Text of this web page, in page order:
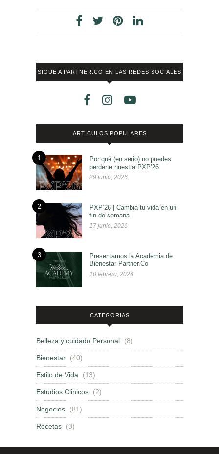
SIGUE A PARTNER.CO EN LAS REDES SOCIALES
ARTICULOS POPULARES
1
Por qué (en serio) no puedes
perderte nuestra PXP’26
29 junio, 2026
2
PXP’26 | Cambia tu vida en un
fin de semana
17 junio, 2026
3
Presentamos la Academia de
Bienestar Partner.Co
10 febrero, 2026
CATEGORIAS
Belleza y cuidado Personal (8)
Bienestar (40)
Estilo de Vida (13)
Estudios Clinicos (2)
Negocios (81)
Recetas (3)